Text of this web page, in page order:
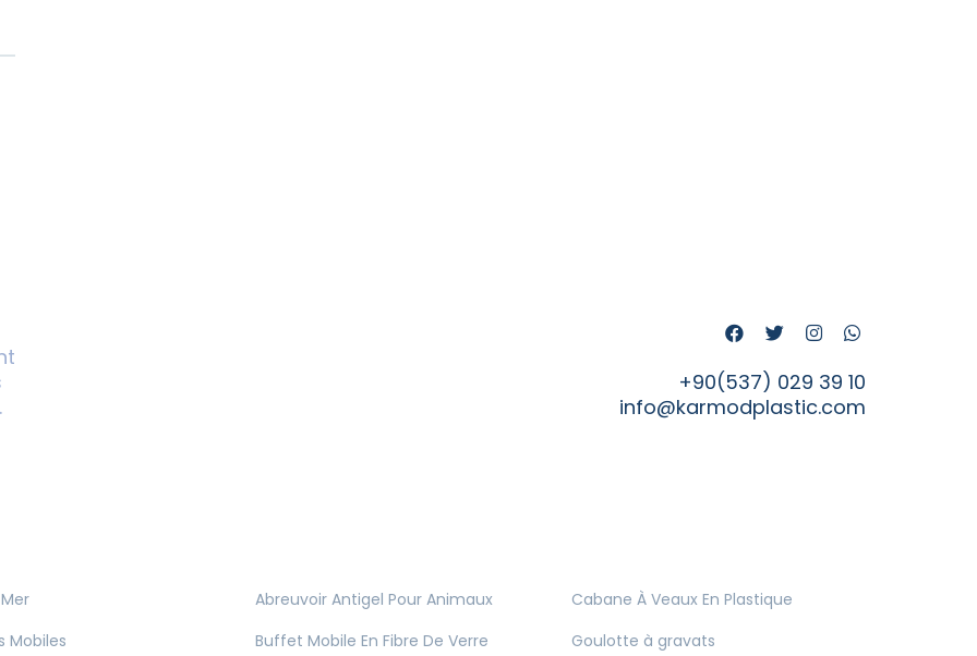
+90(537) 029 39 10
info@karmodplastic.com
Abreuvoir Antigel Pour Animaux
Cabane À Veaux En Plastique
Mobiles
Buffet Mobile En Fibre De Verre Goulotte à gravats